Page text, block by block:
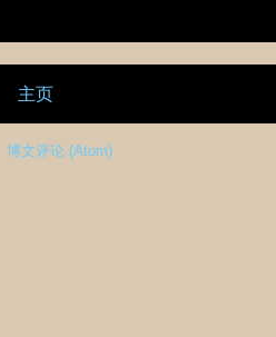
主页
博文评论 (Atom)